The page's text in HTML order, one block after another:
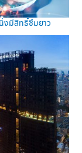
งมีสิทธิ์ซึมยาว